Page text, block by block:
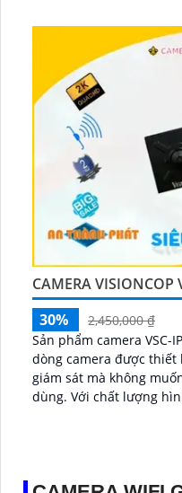
CAMERA VISIONCOP
30%
2,450,000 ₫
Sản phẩm camera VSC-
dòng camera được thiết
giám sát mà không
dùng. Với chất lượng